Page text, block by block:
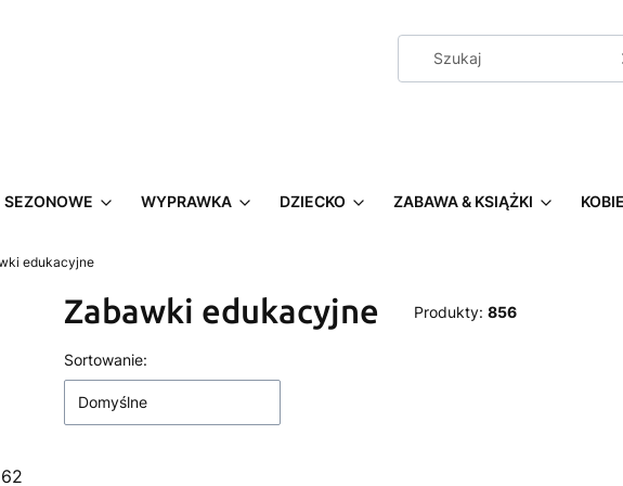
SEZONOWE WYPRAWKA DZIECKO ZABAWA & KSIĄŻKI
edukacyjne
62
Zabawki edukacyjne Produkty: 856
Lista produktów
Sortowanie:
Domyślne